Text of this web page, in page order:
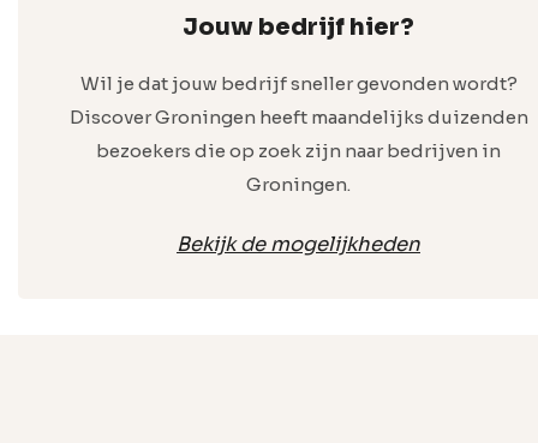
Jouw bedrijf hier?
Wil je dat jouw bedrijf sneller gevonden wordt?
Discover Groningen heeft maandelijks duizenden
bezoekers die op zoek zijn naar bedrijven in
Groningen.
Bekijk de mogelijkheden